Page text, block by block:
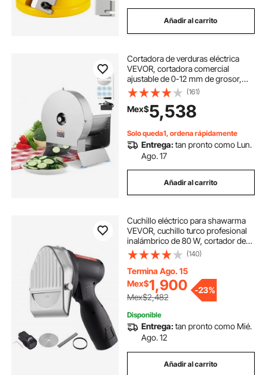
Añadir al carrito
Cortadora de verduras eléctrica
VEVOR, cortadora comercial
ajustable de 0-12 mm de grosor,
convertible a manual, de acero
inoxidable, con puerto de
alimentación grande para patatas y
tomates.
(161)
Mex$5,538
Solo queda1, ordena rápidamente
Entrega:tan pronto como Lun.
Ago. 17
Añadir al carrito
Cuchillo eléctrico para shawarma
VEVOR, cuchillo turco profesional
inalámbrico de 80 W, cortador de
gyro de acero inoxidable, cortador
de carne para kebab de döner con
2 cuchillas, Φ4"/100 mm, grosor
ajustable de 0 a 8 mm
(140)
Termina Ago. 15
Mex$1,900
Mex$2,482
-23%
Disponible
Entrega:tan pronto como Mié.
Ago. 12
Añadir al carrito